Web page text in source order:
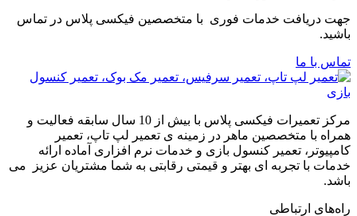
جهت دریافت خدمات فوری با متخصصین فیکسی پلاس در تماس
باشید.
تماس با ما
مرکز تعمیرات فیکسی پلاس با بیش از 10 سال سابقه فعالیت و
همراه با متخصصین ماهر در زمینه ی تعمیر لپ تاپ، تعمیر
کامپیوتر، تعمیر کنسول بازی و خدمات نرم افزاری آماده ارائه
خدمات با تجربه ای بهتر و قیمتی رقابتی به شما مشتریان عزیز می
باشد.
راه‌های ارتباطی